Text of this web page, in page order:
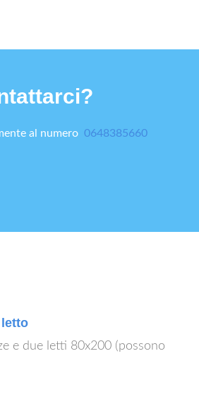
al numero 0648385660
e due letti 80x200 (possono